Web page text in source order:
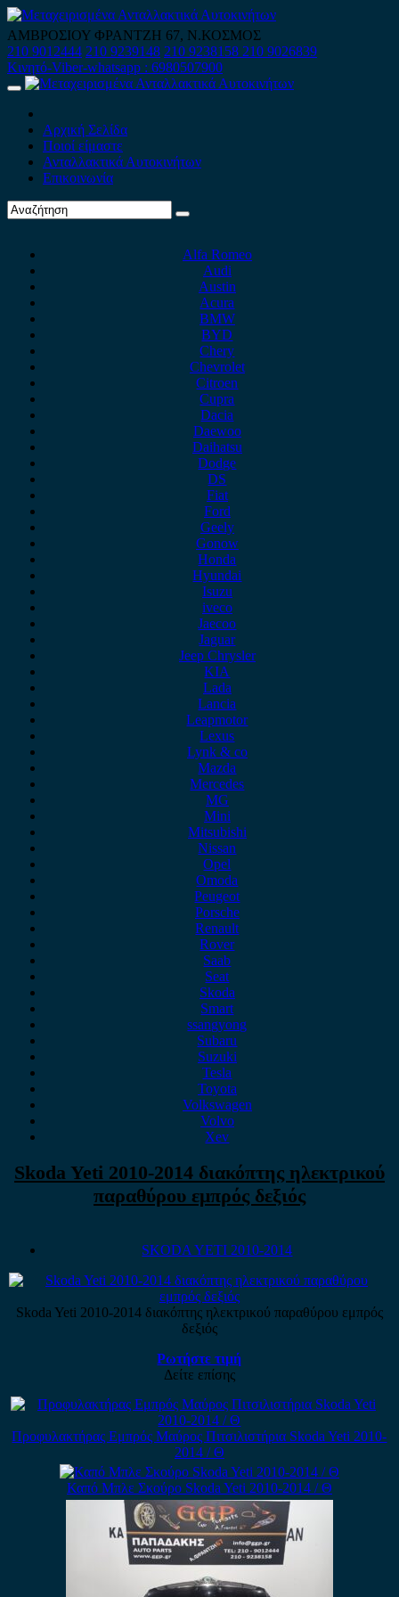
Skip
to
content
ΑΜΒΡΟΣΙΟΥ ΦΡΑΝΤΖΗ 67, Ν.ΚΟΣΜΟΣ
210 9012444 210 9239148 210 9238158 210 9026839
Κινητό-Viber-whatsapp : 6980507900
Primary
Αρχική Σελίδα
Ποιοί είμαστε
Ανταλλακτικά Αυτοκινήτων
Επικοινωνία
Alfa Romeo
Audi
Austin
Acura
BMW
BYD
Chery
Chevrolet
Citroen
Cupra
Dacia
Daewoo
Daihatsu
Dodge
DS
Fiat
Ford
Geely
Gonow
Honda
Hyundai
Isuzu
iveco
Jaecoo
Jaguar
Jeep Chrysler
KIA
Lada
Lancia
Leapmotor
Lexus
Lynk & co
Mazda
Mercedes
MG
Mini
Mitsubishi
Nissan
Opel
Omoda
Peugeot
Porsche
Renault
Rover
Saab
Seat
Skoda
Smart
ssangyong
Subaru
Suzuki
Tesla
Toyota
Volkswagen
Volvo
Xev
Skoda Yeti 2010-2014 διακόπτης ηλεκτρικού
παραθύρου εμπρός δεξιός
SKODA YETI 2010-2014
Skoda Yeti 2010-2014 διακόπτης ηλεκτρικού παραθύρου εμπρός
δεξιός
Ρωτήστε τιμή
Δείτε επίσης
Προφυλακτήρας Εμπρός Μαύρος Πιτσιλιστήρια Skoda Yeti 2010-
2014 / Θ
Καπό Μπλε Σκούρο Skoda Yeti 2010-2014 / Θ